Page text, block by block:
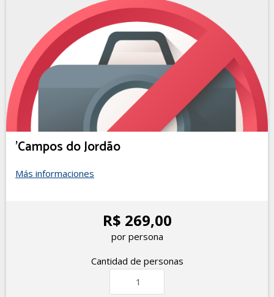
'Campos do Jordão
Más informaciones
R$ 269,00
por persona
Cantidad de personas